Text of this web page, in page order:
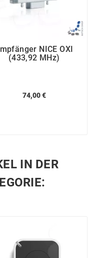
NICE OXI
(433,92 MHz)
74,00 €
IN DER